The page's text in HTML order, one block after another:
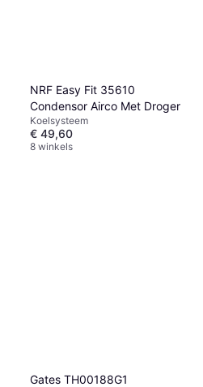
NRF Easy Fit 35610
Condensor Airco Met Droger
Koelsysteem
€ 49,60
8 winkels
Gates TH00188G1